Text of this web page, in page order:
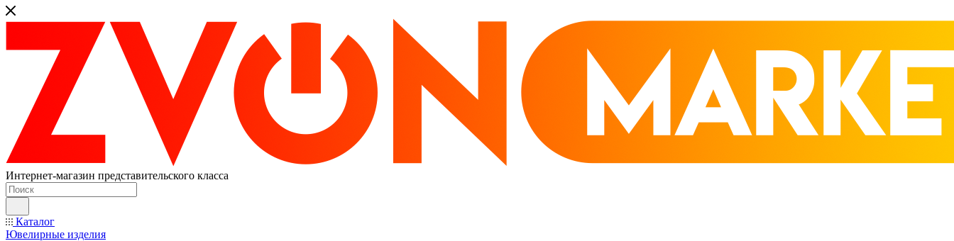
Интернет-магазин представительского класса
Каталог
Ювелирные изделия